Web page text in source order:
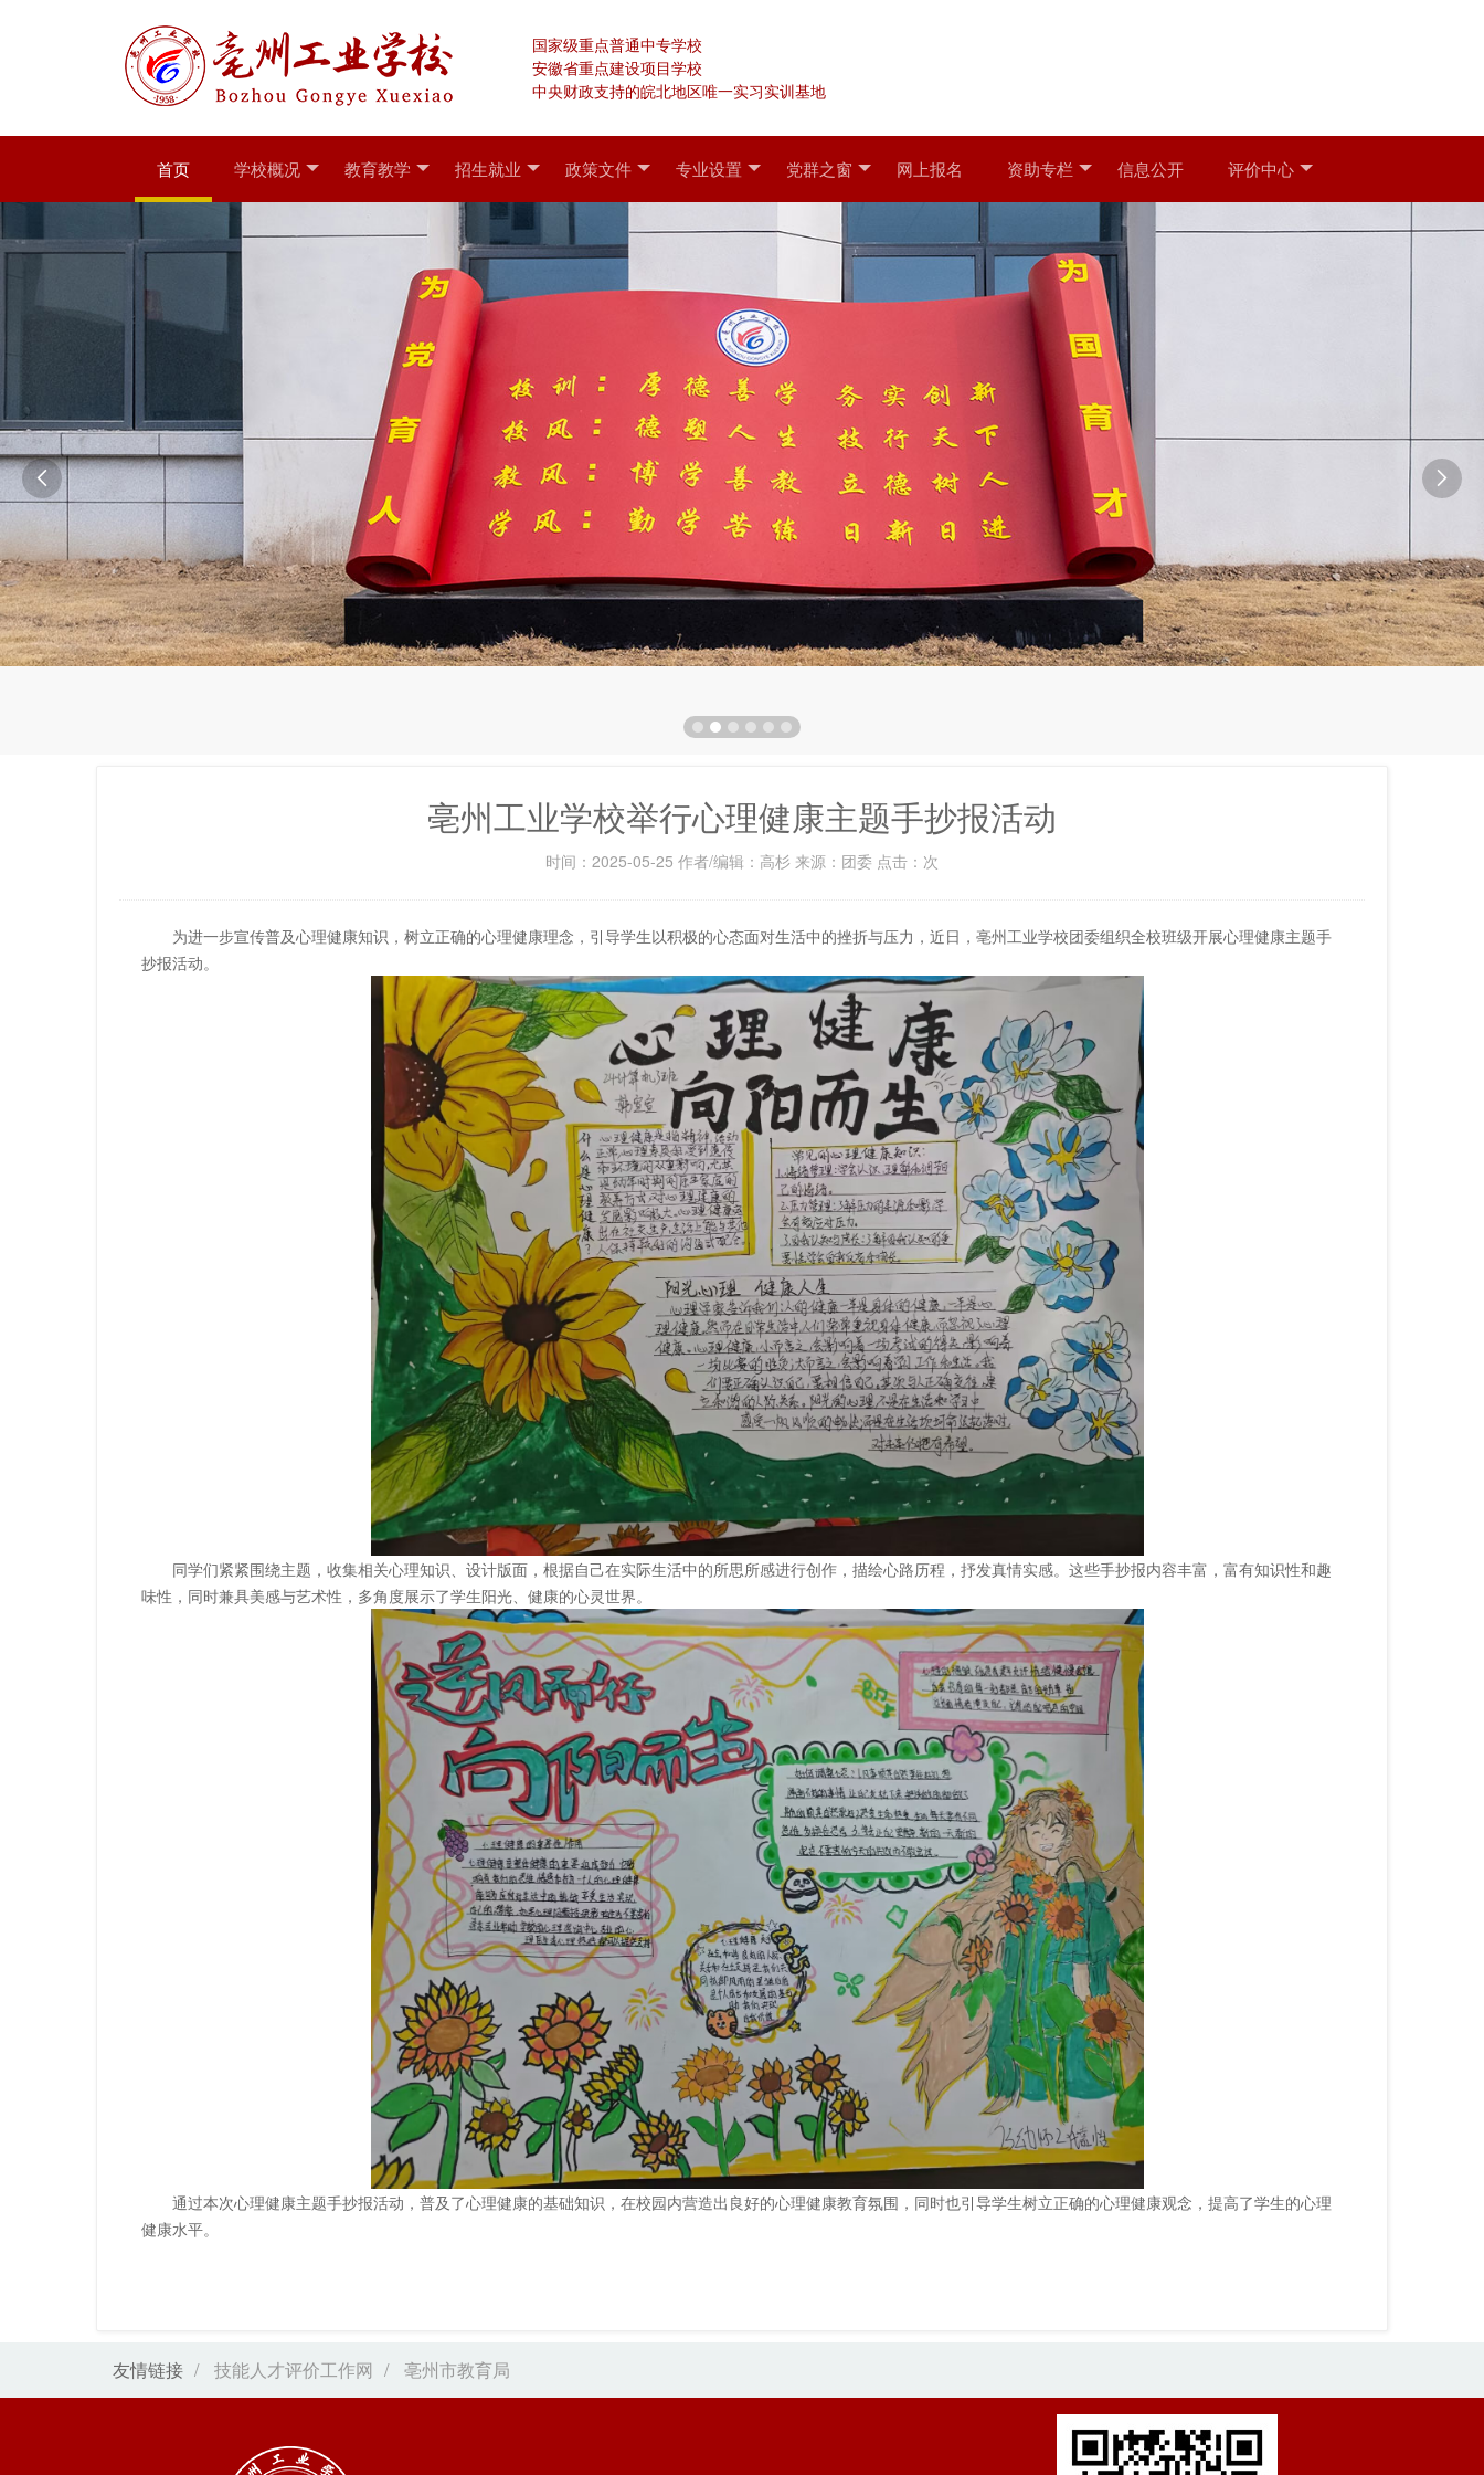
国家级重点普通中专学校
安徽省重点建设项目学校
中央财政支持的皖北地区唯一实习实训基地
首页 学校概况 教育教学 招生就业 政策文件 专业设置 党群之窗 网上报名 资助专栏 信息公开 评价中心
 
亳州工业学校举行心理健康主题手抄报活动
时间：2025-05-25 作者/编辑：高杉 来源：团委 点击： 次
为进一步宣传普及心理健康知识，树立正确的心理健康理念，引导学生以积极的心态面对生活中的挫折与压力，近日，亳州工业学校团委组织全校班级开展心理健康主题手
抄报活动。
同学们紧紧围绕主题，收集相关心理知识、设计版面 ， 根据自己在实际生活中的所思所感进行创作，描绘心路历程，抒发真情实感。这些手抄报内容丰富，富有知识性和趣
味性，同时兼具美感与艺术性，多角度展示了学生阳光、健康的心灵世界。
通过本次心理健康主题手抄报活动 ，普及了心理健康的基础知识，在校园内营造出良好的心理健康教育氛围，同时也引导学生树立正确的心理健康观念，提高了学生的心理
健康水平。
友情链接 / 技能人才评价工作网 / 亳州市教育局